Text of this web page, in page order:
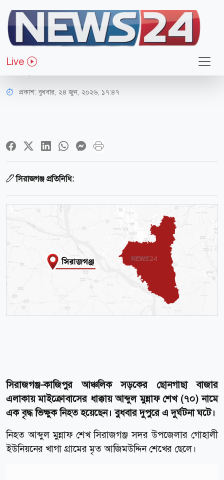
Live
সারাদেশ
সিরাজগঞ্জে মাইক্রোবাসের ধাক্কায় বৃদ্ধ
ভিক্ষুক নিহত
প্রকাশ:বুধবার, ২৪ জুন, ২০২৬, ১৭:৪৭
সিরাজগঞ্জ প্রতিনিধি:
সিরাজগঞ্জ-কাজিপুর আঞ্চলিক সড়কের ছোনগাছা বাজার
এলাকায় মাইক্রোবাসের ধাক্কায় আব্দুল মুন্নাফ শেখ (৭০) নামে
এক বৃদ্ধ ভিক্ষুক নিহত হয়েছেন। বুধবার দুপুরে এ দুর্ঘটনা ঘটে।
নিহত আব্দুল মুন্নাফ শেখ সিরাজগঞ্জ সদর উপজেলার গোহালী
ইউনিয়নের খাগা গ্রামের মৃত আজিমউদ্দিন শেখের ছেলে।